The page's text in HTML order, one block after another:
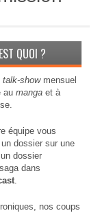
QUOI ?
talk-showmensuel
au manga et à
équipe vous
dossier sur une
dossier
dans
.
nos coups